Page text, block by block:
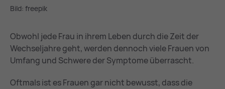
Bild: freepik
Obwohl jede Frau in ihrem Leben durch die Zeit der
Wechseljahre geht, werden dennoch viele Frauen von
Umfang und Schwere der Symptome überrascht.
Oftmals ist es Frauen gar nicht bewusst, dass die